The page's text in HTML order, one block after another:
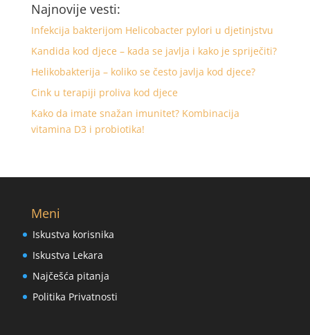
Najnovije vesti:
Infekcija bakterijom Helicobacter pylori u djetinjstvu
Kandida kod djece – kada se javlja i kako je spriječiti?
Helikobakterija – koliko se često javlja kod djece?
Cink u terapiji proliva kod djece
Kako da imate snažan imunitet? Kombinacija
vitamina D3 i probiotika!
Meni
Iskustva korisnika
Iskustva Lekara
Najčešća pitanja
Politika Privatnosti